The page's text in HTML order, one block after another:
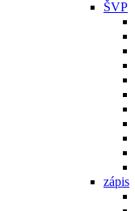
ŠVP
zápis